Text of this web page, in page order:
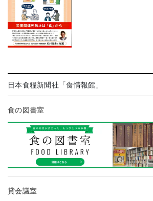
日本食糧新聞社「食情報館」
食の図書室
貸会議室